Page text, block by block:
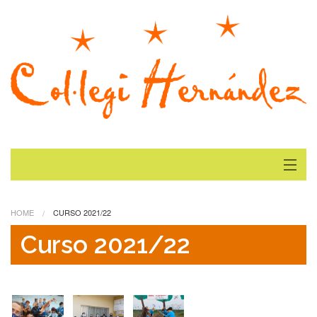
Galería
Dónde estamos
HOME CURSO 2021/22
Curso 2021/22